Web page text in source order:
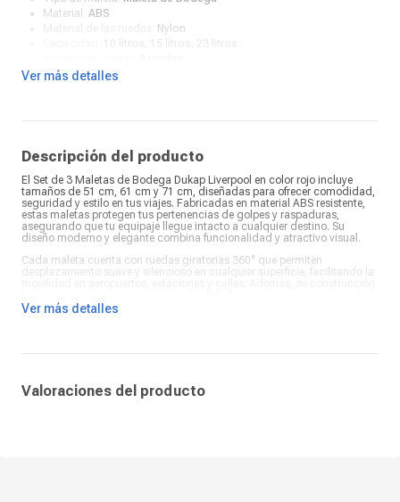
Material: ABS
Nylon
Ruedas 360°:Sí
Cierre con clave:Sí
Número piezas:
¿Qué incluye en la caja?:Set de 3 maletas de bodega
Ver más detalles
Descripción del producto
El Set de 3 Maletas de Bodega Dukap Liverpool en color rojo incluye
tamaños de 51 cm, 61 cm y 71 cm, diseñadas para ofrecer comodidad,
seguridad y estilo en tus viajes. Fabricadas en material ABS resistente,
estas maletas protegen tus pertenencias de golpes y raspaduras,
asegurando que tu equipaje llegue intacto a cualquier destino. Su
diseño moderno y elegante combina funcionalidad y atractivo visual.
Cada maleta cuenta con ruedas giratorias 360° que permiten
desplazamiento suave y silencioso en cualquier superficie, facilitando la
progresiva permite organizar ropa y accesorios de manera práctica y
practicidad. Su diseño robusto y liviano garantiza seguridad en cada
estas maletas aseguran protección, movilidad y estilo en cada viaje,
convirtiéndose en un accesorio confiable y elegante para todo tipo de
Ver más detalles
Valoraciones del producto